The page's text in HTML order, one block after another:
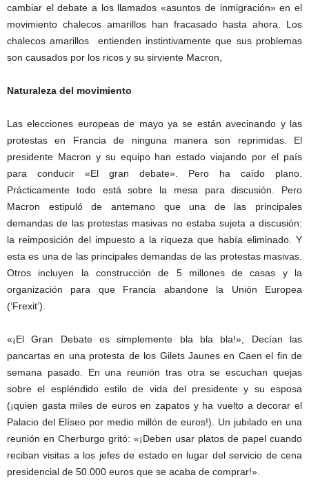
cambiar el debate a los llamados «asuntos de inmigración» en el
movimiento chalecos amarillos han fracasado hasta ahora. Los
chalecos amarillos entienden instintivamente que sus problemas
son causados ​​por los ricos y su sirviente Macron,
Naturaleza del movimiento
Las elecciones europeas de mayo ya se están avecinando y las
protestas en Francia de ninguna manera son reprimidas. El
presidente Macron y su equipo han estado viajando por el país
para conducir «El gran debate». Pero ha caído plano.
Prácticamente todo está sobre la mesa para discusión. Pero
Macron estipuló de antemano que una de las principales
demandas de las protestas masivas no estaba sujeta a discusión:
la reimposición del impuesto a la riqueza que había eliminado. Y
esta es una de las principales demandas de las protestas masivas.
Otros incluyen la construcción de 5 millones de casas y la
organización para que Francia abandone la Unión Europea
(‘Frexit’).
«¡El Gran Debate es simplemente bla bla bla!», Decían las
pancartas en una protesta de los Gilets Jaunes en Caen el fin de
semana pasado. En una reunión tras otra se escuchan quejas
sobre el espléndido estilo de vida del presidente y su esposa
(¡quien gasta miles de euros en zapatos y ha vuelto a decorar el
Palacio del Elíseo por medio millón de euros!). Un jubilado en una
reunión en Cherburgo gritó: «¡Deben usar platos de papel cuando
reciban visitas a los jefes de estado en lugar del servicio de cena
presidencial de 50.000 euros que se acaba de comprar!».